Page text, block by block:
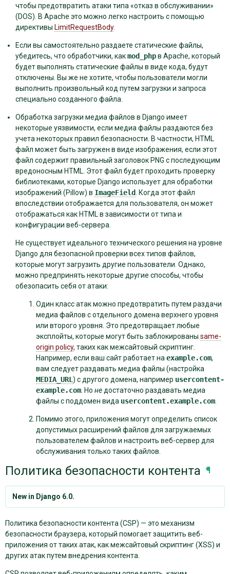
чтобы предотвратить атаки типа «отказ в обслуживании»
(DOS). В Apache это можно легко настроить с помощью
директивы LimitRequestBody.
Если вы самостоятельно раздаете статические файлы,
убедитесь, что обработчики, какmod_phpв Apache, который
будет выполнять статические файлы в виде кода, будут
отключены. Вы же не хотите, чтобы пользователи могли
выполнить произвольный код путем загрузки и запроса
специально созданного файла.
Обработка загрузки медиа файлов в Django имеет
некоторые уязвимости, если медиа файлы раздаются без
учета некоторых правил безопасности. В частности, HTML
файл может быть загружен в виде изображения, если этот
файл содержит правильный заголовок PNG с последующим
вредоносным HTML. Этот файл будет проходить проверку
библиотеками, которые Django использует для обработки
изображений (Pillow) в ImageField
. Когда этот файл
впоследствии отображается для пользователя, он может
отображаться как HTML в зависимости от типа и
конфигурации веб-сервера.
Не существует идеального технического решения на уровне
Django для безопасной проверки всех типов файлов,
которые могут загрузить другие пользователи. Однако,
можно предпринять некоторые другие способы, чтобы
обезопасить себя от атаки:
Один класс атак можно предотвратить путем раздачи
медиа файлов с отдельного домена верхнего уровня
или второго уровня. Это предотвращает любые
эксплойты, которые могут быть заблокированы same-
origin policy, таких как межсайтовый скриптинг.
Например, если ваш сайт работает на example.com,
вам следует раздавать медиа файлы (настройка
MEDIA_URL ) с другого домена, например usercontent-
example.com . Но не достаточно раздавать медиа
файлы с поддомен вида usercontent.example.com
Помимо этого, приложения могут определить список
допустимых расширений файлов для загружаемых
пользователем файлов и настроить веб-сервер для
обслуживания только таких файлов.
Политика безопасности контента ¶
New in Django 6.0.
Политика безопасности контента (CSP) — это механизм
безопасности браузера, который помогает защитить веб-
приложения от таких атак, как межсайтовый скриптинг (XSS) и
других атак путем внедрения контента.